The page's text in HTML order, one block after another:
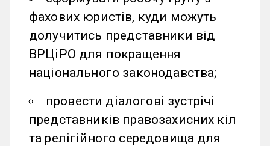
фахових юристів, куди можуть
долучитись представники від
ВРЦіРО для покращення
національного законодавства;
провести діалогові зустрічі
представників правозахисних кіл
та релігійного середовища для